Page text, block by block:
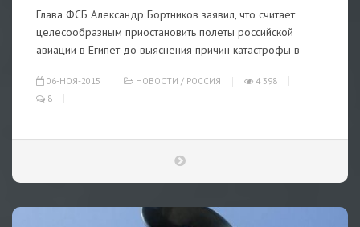
Глава ФСБ Александр Бортников заявил, что считает
целесообразным приостановить полеты российской
авиации в Египет до выяснения причин катастрофы в
06-НОЯ-2015 НОВОСТИ / РОССИЯ
4 398
8